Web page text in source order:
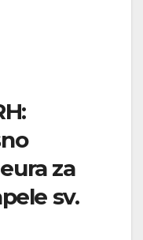
za
sv.